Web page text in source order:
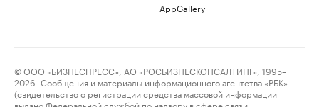
AppGallery
© ООО «БИЗНЕСПРЕСС», АО «РОСБИЗНЕСКОНСАЛТИНГ», 1995–
2026. Сообщения и материалы информационного агентства «РБК»
(свидетельство о регистрации средства массовой информации